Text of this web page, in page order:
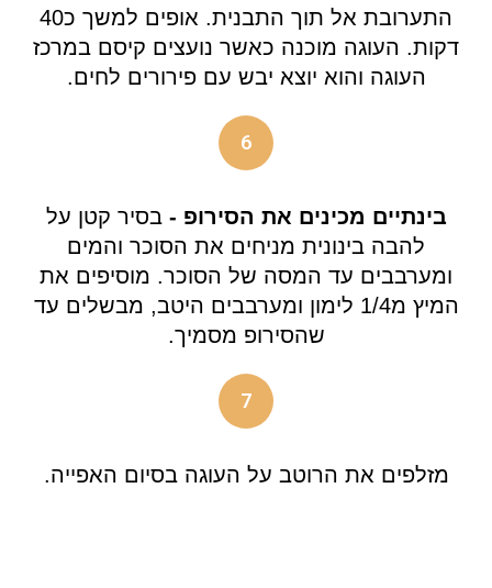
התערובת אל תוך התבנית. אופים למשך כ40
דקות. העוגה מוכנה כאשר נועצים קיסם במרכז
העוגה והוא יוצא יבש עם פירורים לחים.
6
בינתיים מכינים את הסירופ - בסיר קטן על
להבה בינונית מניחים את הסוכר והמים
ומערבבים עד המסה של הסוכר. מוסיפים את
המיץ מ1/4 לימון ומערבבים היטב, מבשלים עד
שהסירופ מסמיך.
7
מזלפים את הרוטב על העוגה בסיום האפייה.